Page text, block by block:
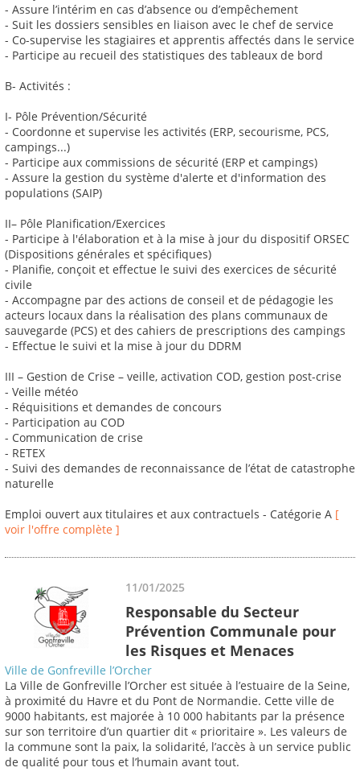
- Assure l’intérim en cas d’absence ou d’empêchement
- Suit les dossiers sensibles en liaison avec le chef de service
- Co-supervise les stagiaires et apprentis affectés dans le service
- Participe au recueil des statistiques des tableaux de bord
B- Activités :
I- Pôle Prévention/Sécurité
- Coordonne et supervise les activités (ERP, secourisme, PCS,
campings...)
- Participe aux commissions de sécurité (ERP et campings)
- Assure la gestion du système d'alerte et d'information des
populations (SAIP)
II– Pôle Planification/Exercices
- Participe à l'élaboration et à la mise à jour du dispositif ORSEC
(Dispositions générales et spécifiques)
- Planifie, conçoit et effectue le suivi des exercices de sécurité
civile
- Accompagne par des actions de conseil et de pédagogie les
acteurs locaux dans la réalisation des plans communaux de
sauvegarde (PCS) et des cahiers de prescriptions des campings
- Effectue le suivi et la mise à jour du DDRM
III – Gestion de Crise – veille, activation COD, gestion post-crise
- Veille météo
- Réquisitions et demandes de concours
- Participation au COD
- Communication de crise
- RETEX
- Suivi des demandes de reconnaissance de l’état de catastrophe
naturelle
Emploi ouvert aux titulaires et aux contractuels - Catégorie A [
voir l'offre complète ]
11/01/2025
Responsable du Secteur
Prévention Communale pour
les Risques et Menaces
Ville de Gonfreville l’Orcher
La Ville de Gonfreville l’Orcher est située à l’estuaire de la Seine,
à proximité du Havre et du Pont de Normandie. Cette ville de
9000 habitants, est majorée à 10 000 habitants par la présence
sur son territoire d’un quartier dit « prioritaire ». Les valeurs de
la commune sont la paix, la solidarité, l’accès à un service public
de qualité pour tous et l’humain avant tout.